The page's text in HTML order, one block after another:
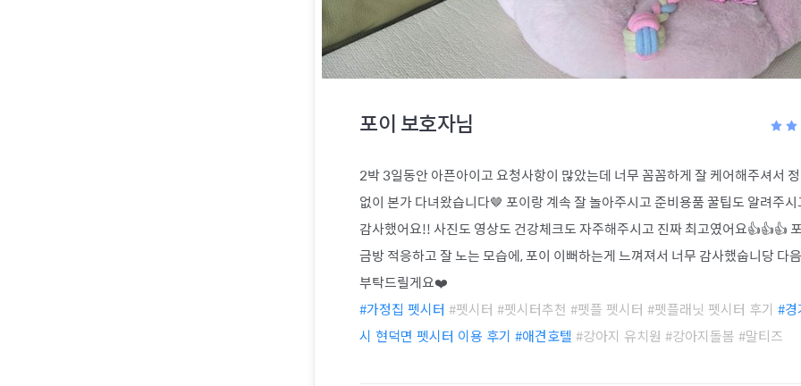
포이 보호자님
2박 3일동안 아픈아이고 요청사항이 많았는데 너무 꼼꼼하게 잘 케어해주셔서
없이 본가 다녀왔습니다🤎 포이랑 계속 잘 놀아주시고 준비용품 꿀팁도 알려주
감사했어요!! 사진도 영상도 건강체크도 자주해주시고 진짜 최고였어요👍👍👍
금방 적응하고 잘 노는 모습에, 포이 이뻐하는게 느껴져서 너무 감사했숩니당 다
부탁드릴게요❤️
#가정집 펫시터 #펫시터 #펫시터추천 #펫플 펫시터 #펫플래닛 펫시터 후기 #
시 현덕면 펫시터 이용 후기 #애견호텔 #강아지 유치원 #강아지돌봄 #말티즈